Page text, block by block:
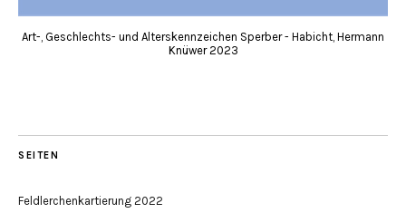
Art-, Geschlechts- und Alterskennzeichen Sperber - Habicht, Hermann
Knüwer 2023
SEITEN
Feldlerchenkartierung 2022